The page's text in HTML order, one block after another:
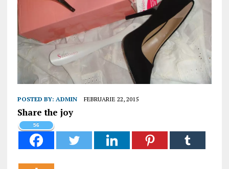
POSTED BY: ADMIN FEBRUARIE 22, 2015
Share the joy
56